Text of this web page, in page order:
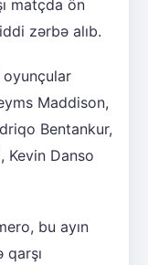
matçda ön
zərbə alıb.
Maddison,
Bentankur,
Kevin Danso
bu ayın